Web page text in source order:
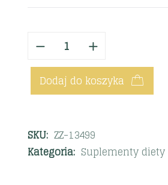
Dodaj do koszyka
SKU: ZZ-13499
Kategoria: Suplementy diety